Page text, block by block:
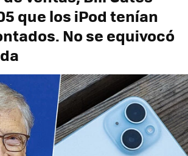
que los iPod tenían
No se equivocó